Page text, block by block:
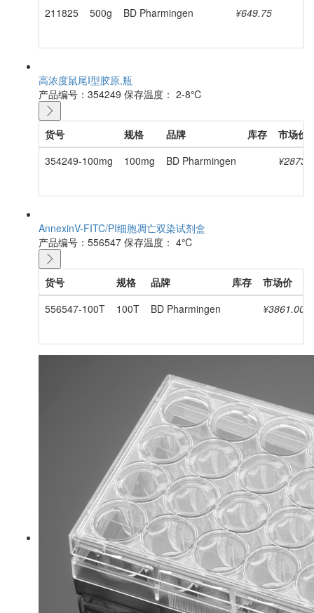
211825
500g BD Pharmingen ¥649.75
高浓度鼠尾I型胶原,瓶
产品编号：354249 保存温度： 2-8℃
货号 规格 品牌 库存
市场价
354249-100mg
100mg BD Pharmingen
AnnexinV-FITC/PI细胞凋亡双染试剂盒
产品编号：556547 保存温度： 4℃
货号 规格 品牌 库存
市场价
556547-100T
100T BD Pharmingen ¥3861.00